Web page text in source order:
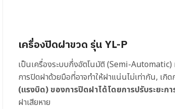
เครื่องปิดฝาขวด รุ่น YL-P
เป็นเครื่องระบบกึ่งอัตโนมัติ (Semi-Automatic)
การปิดฝาด้วยมือที่อาจทำให้ฝาแน่นไม่เท่ากัน, เกิ
(แรงบิด) ของการปิดฝาได้โดยการปรับระยะก
ฝาเสียหาย